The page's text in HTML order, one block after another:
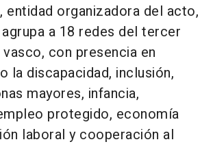
entidad organizadora del acto,
a 18 redes del tercer
con presencia en
la discapacidad, inclusión,
mayores, infancia,
protegido, economía
laboral y cooperación al